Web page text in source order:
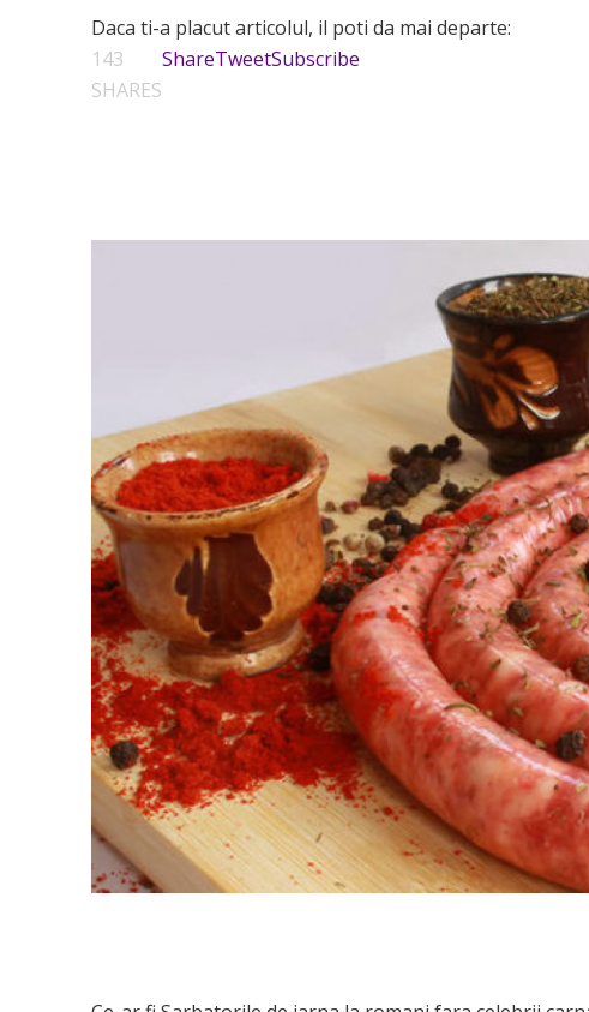
Daca ti-a placut articolul, il poti da mai departe:
143
SHARES
ShareTweetSubscribe